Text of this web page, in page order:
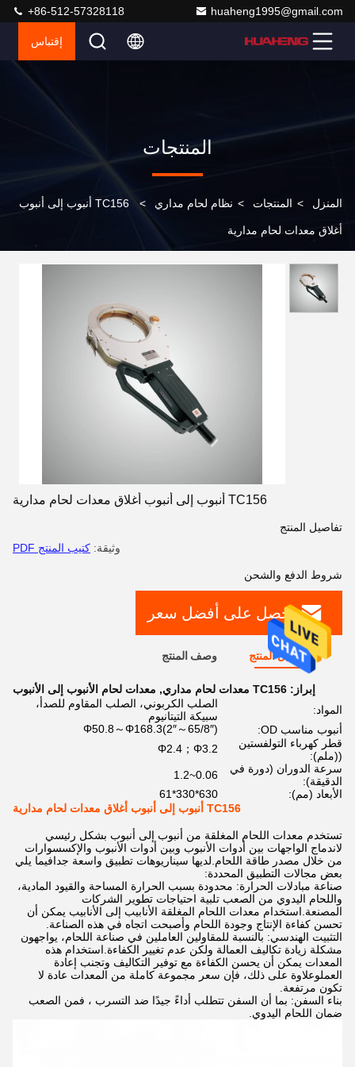
huaheng1995@gmail.com
+86-512-57328118
إقتباس
المنتجات
المنزل > المنتجات > نظام لحام مداري > TC156 أنبوب إلى أنبوب
أغلاق معدات لحام مدارية
TC156 أنبوب إلى أنبوب أغلاق معدات لحام مدارية
تفاصيل المنتج
وثيقة: كتيب المنتج PDF
شروط الدفع والشحن
احصل على أفضل سعر
تفاصيل المنتج وصف المنتج
إبراز: TC156 معدات لحام مداري , معدات لحام الأنبوب إلى الأنبوب
المواد:
الصلب الكربوني، الصلب المقاوم للصدأ،
سبيكة التيتانيوم
أنبوب مناسب OD:
Φ50.8～Φ168.3(2″～65/8″)
قطر كهرباء التولفستين
((ملم):
Φ2.4；Φ3.2
سرعة الدوران (دورة في
الدقيقة):
0.06~1.2
الأبعاد (مم):
630*330*61
TC156 أنبوب إلى أنبوب أغلاق معدات لحام مدارية
تستخدم معدات اللحام المغلقة من أنبوب إلى أنبوب بشكل رئيسي
لاندماج الواجهات بين أدوات الأنبوب وبين أدوات الأنبوب والإكسسوارات
من خلال مصدر طاقة اللحام.لديها سيناريوهات تطبيق واسعة جدافيما يلي
بعض مجالات التطبيق المحددة:
صناعة مبادلات الحرارة: محدودة بسبب الحرارة المساحة والقيود المادية،
واللحام اليدوي من الصعب تلبية احتياجات تطوير الشركات
المصنعة.استخدام معدات اللحام المغلقة الأنابيب إلى الأنابيب يمكن أن
تحسن كفاءة الإنتاج وجودة اللحام وأصبحت اتجاه في هذه الصناعة.
التثبيت الهندسي: بالنسبة للمقاولين العاملين في صناعة اللحام، يواجهون
مشكلة زيادة تكاليف العمالة ولكن عدم تغيير الكفاءة.استخدام هذه
المعدات يمكن أن يحسن الكفاءة مع توفير التكاليف وتجنب إعادة
العملوعلاوة على ذلك، فإن سعر مجموعة كاملة من المعدات عادة لا
تكون مرتفعة.
بناء السفن: بما أن السفن تتطلب أداءً جيدًا ضد التسرب ، فمن الصعب
ضمان اللحام اليدوي.